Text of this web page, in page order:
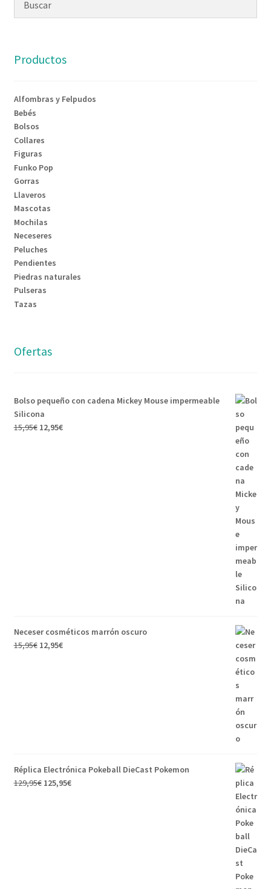
Productos
Alfombras y Felpudos
Bebés
Bolsos
Collares
Figuras
Funko Pop
Gorras
Llaveros
Mascotas
Mochilas
Neceseres
Peluches
Pendientes
Piedras naturales
Pulseras
Tazas
Ofertas
Bolso pequeño con cadena Mickey Mouse impermeable
Silicona
15,95€ 12,95€
Neceser cosméticos marrón oscuro
15,95€ 12,95€
Réplica Electrónica Pokeball DieCast Pokemon
129,95€ 125,95€